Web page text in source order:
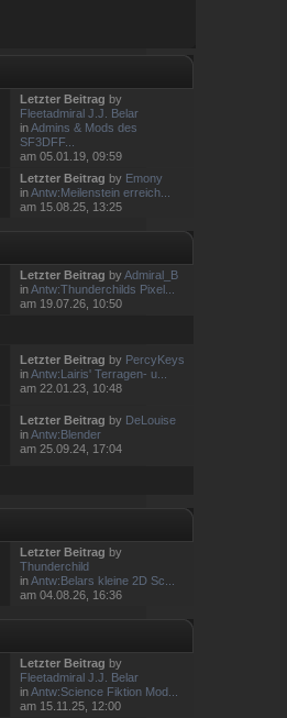
Letzter Beitrag by
Fleetadmiral J.J. Belar
inAdmins & Mods des
SF3DFF...
am 05.01.19, 09:59
Letzter Beitrag by Emony
inAntw:Meilenstein erreich...
am 15.08.25, 13:25
Letzter Beitrag byAdmiral_B
inAntw:Thunderchilds Pixel...
am 19.07.26, 10:50
Letzter Beitrag by PercyKeys
inAntw:Lairis' Terragen- u...
am 22.01.23, 10:48
Letzter Beitrag by DeLouise
inAntw:Blender
am 25.09.24, 17:04
Letzter Beitrag by
Thunderchild
inAntw:Belars kleine 2D Sc...
am 04.08.26, 16:36
Letzter Beitrag by
Fleetadmiral J.J. Belar
inAntw:Science Fiktion Mod...
am 15.11.25, 12:00